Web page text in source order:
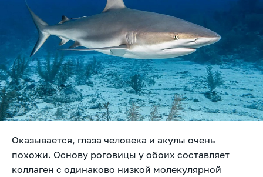
Оказывается, глаза человека и акулы очень
похожи. Основу роговицы у обоих составляет
коллаген с одинаково низкой молекулярной